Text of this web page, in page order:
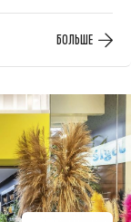
БОЛЬШЕ